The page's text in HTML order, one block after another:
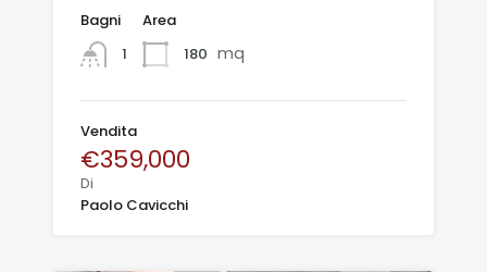
Bagni
1
Area
180 mq
Vendita
€359,000
Di
Paolo Cavicchi